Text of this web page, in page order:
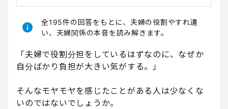
全195件の回答をもとに、夫婦の役割やすれ違
い、夫婦関係の本音を読み解きます。
「夫婦で役割分担をしているはずなのに、なぜか
自分ばかり負担が大きい気がする。」
そんなモヤモヤを感じたことがある人は少なくな
いのではないでしょうか。